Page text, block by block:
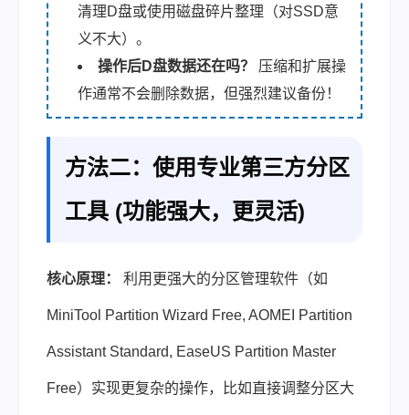
清理D盘或使用磁盘碎片整理（对SSD意
义不大）。
操作后D盘数据还在吗？
压缩和扩展操
作通常不会删除数据，但强烈建议备份！
方法二：使用专业第三方分区
工具 (功能强大，更灵活)
核心原理： 利用更强大的分区管理软件（如
MiniTool Partition Wizard Free, AOMEI Partition
Assistant Standard, EaseUS Partition Master
Free）实现更复杂的操作，比如直接调整分区大